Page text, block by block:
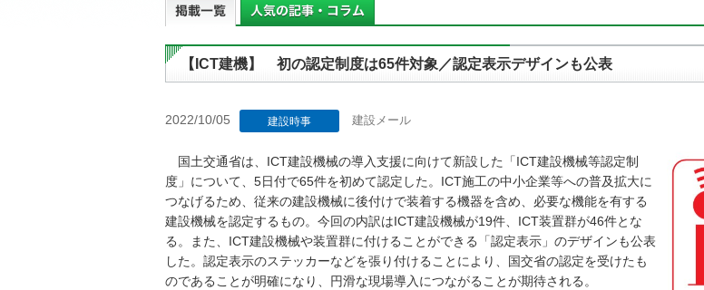
【ICT建機】 初の認定制度は65件対象／認定表示デザインも公表
2022/10/05 建設時事 建設メール
国土交通省は、ICT建設機械の導入支援に向けて新設した「ICT建設機械等認定制
度」について、5日付で65件を初めて認定した。ICT施工の中小企業等への普及拡大に
つなげるため、従来の建設機械に後付けで装着する機器を含め、必要な機能を有する
建設機械を認定するもの。今回の内訳はICT建設機械が19件、ICT装置群が46件とな
る。また、ICT建設機械や装置群に付けることができる「認定表示」のデザインも公表
した。認定表示のステッカーなどを張り付けることにより、国交省の認定を受けたも
のであることが明確になり、円滑な現場導入につながることが期待される。